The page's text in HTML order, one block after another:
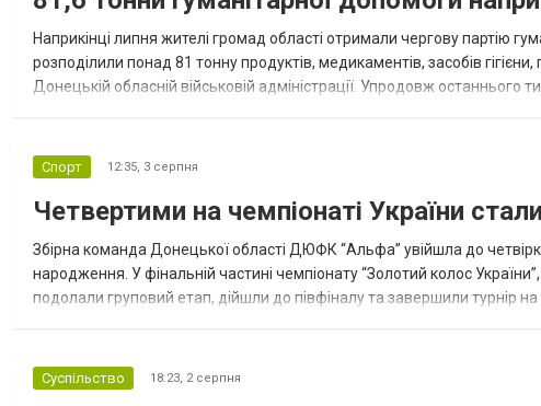
Наприкінці липня жителі громад області отримали чергову партію
розподілили понад 81 тонну продуктів, медикаментів, засобів
Донецькій обласній військовій адміністрації. Упродовж
Спорт 12:35, 3 серпня
Четвертими на чемпіонаті України
Збірна команда Донецької області ДЮФК “Альфа” увійшла до
народження. У фінальній частині чемпіонату “Золотий колос
подолали груповий етап, дійшли до півфіналу та завершили турнір
Суспільство 18:23, 2 серпня